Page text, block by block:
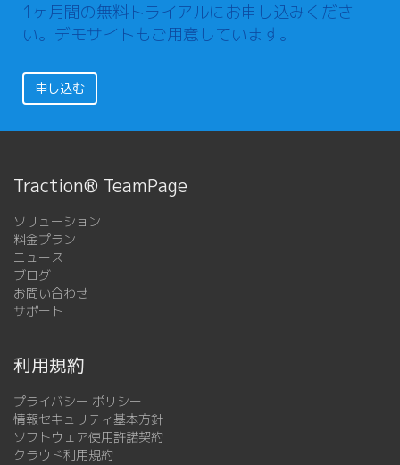
1ヶ月間の無料トライアルにお申し込みくださ
い。デモサイトもご用意しています。
申し込む
Traction® TeamPage
ソリューション
料金プラン
ニュース
ブログ
お問い合わせ
サポート
利用規約
プライバシー ポリシー
情報セキュリティ基本方針
ソフトウェア使用許諾契約
クラウド利用規約